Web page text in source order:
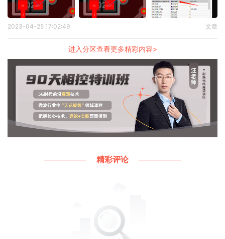
以上评审报告来源于凡亿教育
90天高速PCB特训班作
业评审
如需了解PCB特训班课程可以访问链接或扫码联系助
https://item.taobao.com/item.htm?spm=a1z10.1-c-
s.w21136784-
21870440400.21.5c7b5284NnAAq6&id=601258730169
2023-04-25 17:02:49 文章
进入分区查看更多精彩内容>
精彩评论